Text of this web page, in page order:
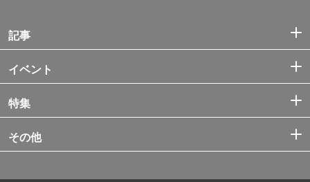
記事
イベント
特集
その他